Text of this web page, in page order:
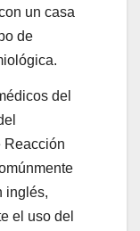
un casa
de
del
Reacción
inglés,
el uso del